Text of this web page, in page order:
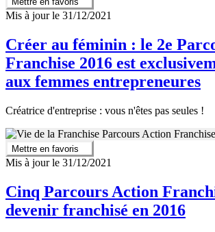
Mis à jour le 31/12/2021
Créer au féminin : le 2e
Franchise 2016 est
aux femmes entrepreneures
Créatrice d'entreprise : vous n'êtes pas seules !
Mettre en favoris
Mis à jour le 31/12/2021
Cinq Parcours Action
devenir franchisé en 2016